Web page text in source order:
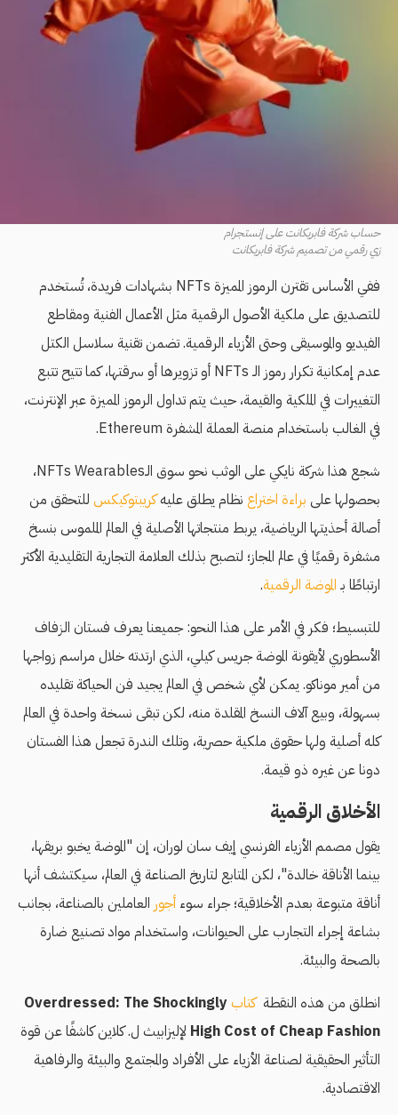
حساب شركة فابريكانت على إنستجرام
زي رقمي من تصميم شركة فابريكانت
ففي الأساس تقترن الرموز المميزة NFTs بشهادات فريدة، تُستخدم
للتصديق على ملكية الأصول الرقمية مثل الأعمال الفنية ومقاطع
الفيديو والموسيقى وحتى الأزياء الرقمية. تضمن تقنية سلاسل الكتل
عدم إمكانية تكرار رموز الـ NFTs أو تزويرها أو سرقتها، كما تتيح تتبع
التغييرات في الملكية والقيمة، حيث يتم تداول الرموز المميزة عبر الإنترنت،
في الغالب باستخدام منصة العملة المشفرة Ethereum.
شجع هذا شركة نايكي على الوثب نحو سوق الـNFTs Wearables،
بحصولها على براءة اختراع نظام يطلق عليهكريبتوكيكس للتحقق من
أصالة أحذيتها الرياضية، يربط منتجاتها الأصلية في العالم الملموس بنسخ
مشفرة رقميًا في عالم المجاز؛ لتصبح بذلك العلامة التجارية التقليدية الأكثر
ارتباطًا بـ الموضة الرقمية.
للتبسيط؛ فكر في الأمر على هذا النحو: جميعنا يعرف فستان الزفاف
الأسطوري لأيقونة الموضة جريس كيلي، الذي ارتدته خلال مراسم زواجها
من أمير موناكو. يمكن لأي شخص في العالم يجيد فن الحياكة تقليده
بسهولة، وبيع آلاف النسخ المقلدة منه، لكن تبقى نسخة واحدة في العالم
كله أصلية ولها حقوق ملكية حصرية، وتلك الندرة تجعل هذا الفستان
دونا عن غيره ذو قيمة.
الأخلاق الرقمية
يقول مصمم الأزياء الفرنسي إيف سان لوران، إن "الموضة يخبو بريقها،
بينما الأناقة خالدة"، لكن المتابع لتاريخ الصناعة في العالم، سيكتشف أنها
أناقة متبوعة بعدم الأخلاقية؛ جراء سوء أجور العاملين بالصناعة، بجانب
بشاعة إجراء التجارب على الحيوانات، واستخدام مواد تصنيع ضارة
بالصحة والبيئة.
انطلق من هذه النقطةكتابOverdressed: The Shockingly
High Cost of Cheap Fashion لإليزابيث ل. كلاين كاشفًا عن قوة
التأثير الحقيقية لصناعة الأزياء على الأفراد والمجتمع والبيئة والرفاهية
الاقتصادية.